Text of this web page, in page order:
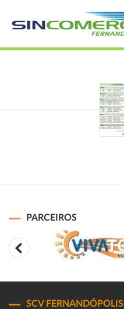
PARCEIROS
SCV FERNANDÓPOLIS